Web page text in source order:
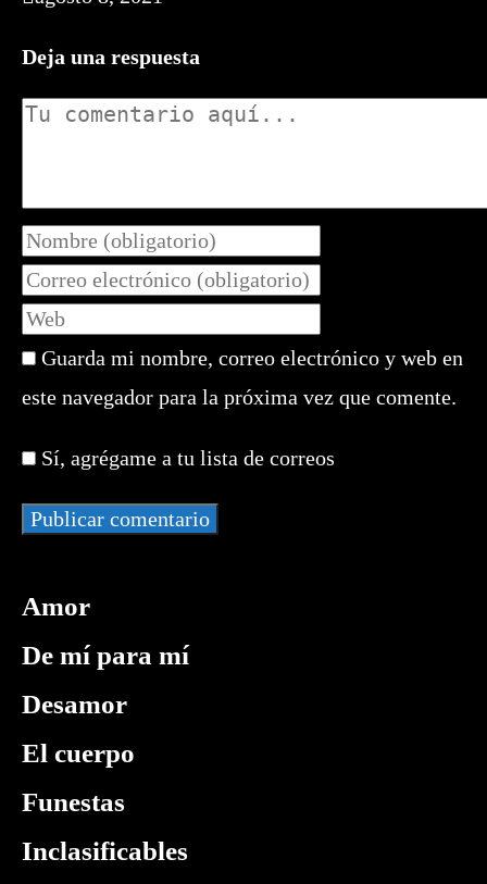
Deja una respuesta
Comentario
Introduce
tu
nombre
o
de
usuario
comentar
Introduce
tu
dirección
de
electrónico
comentar
Introduce
la
URL
de
web
(opcional)
Guarda mi nombre, correo electrónico y web en
este navegador para la próxima vez que comente.
Sí, agrégame a tu lista de correos
Amor
De mí para mí
Desamor
El cuerpo
Funestas
Inclasificables